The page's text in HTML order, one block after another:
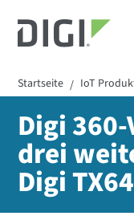
Startseite / IoT
Digi
drei
Digi TX64